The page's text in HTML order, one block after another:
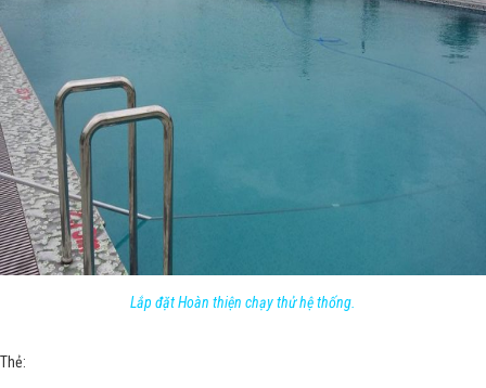
Lắp đặt Hoàn thiện chạy thử hệ thống.
Thẻ: